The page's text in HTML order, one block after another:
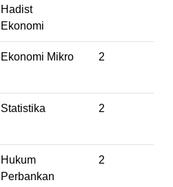
Hadist
Ekonomi
Ekonomi Mikro 2
Statistika 2
Hukum
Perbankan
2